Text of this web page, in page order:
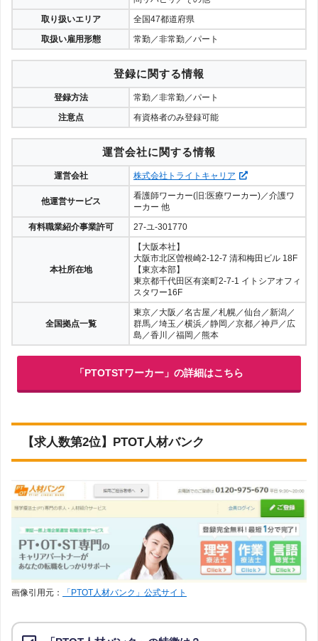
取り扱いエリア
全国47都道府県
取扱い雇用形態
常勤／非常勤／パート
登録に関する情報
登録方法
常勤／非常勤／パート
注意点
有資格者のみ登録可能
運営会社に関する情報
運営会社 株式会社トライトキャリア
他運営サービス
看護師ワーカー(旧:医療ワーカー)／介護ワ
ーカー 他
有料職業紹介事業許可
27-ユ-301770
本社所在地
【大阪本社】
大阪市北区曽根崎2-12-7 清和梅田ビル 18F
【東京本部】
東京都千代田区有楽町2-7-1 イトシアオフィ
スタワー16F
全国拠点一覧
東京／大阪／名古屋／札幌／仙台／新潟／
群馬／埼玉／横浜／静岡／京都／神戸／広
島／香川／福岡／熊本
「PTOTSTワーカー」の詳細はこちら
【求人数第2位】PTOT人材バンク
画像引用元： 「PTOT人材バンク」公式サイト